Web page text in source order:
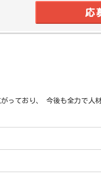
応
っており、 今後も全力で人